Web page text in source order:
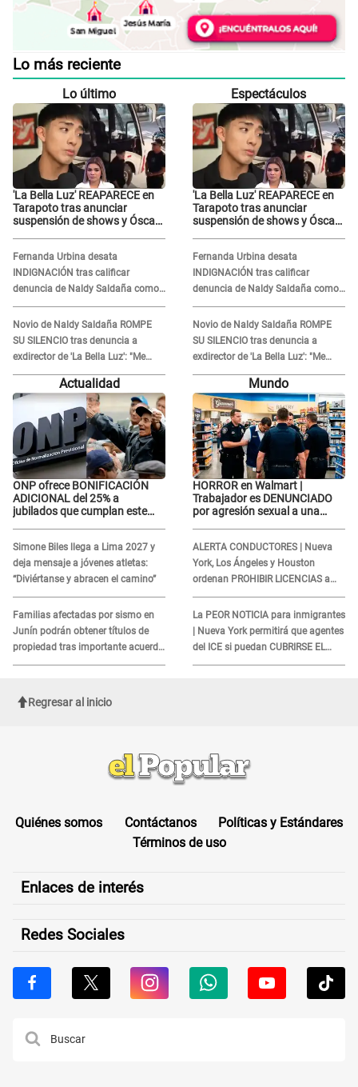
Lo más reciente
Lo último
'La Bella Luz' REAPARECE en
Tarapoto tras anunciar
suspensión de shows y Óscar
Fernanda Urbina desata
INDIGNACIÓN tras calificar
denuncia de Naldy Saldaña como
'acto bochornoso': "No es justo
atacar a otra mujer"
Novio de Naldy Saldaña ROMPE
SU SILENCIO tras denuncia a
exdirector de 'La Bella Luz': "Me
basta con que ella esté bien"
Espectáculos
'La Bella Luz' REAPARECE en
Tarapoto tras anunciar
suspensión de shows y Óscar
Fernanda Urbina desata
INDIGNACIÓN tras calificar
denuncia de Naldy Saldaña como
'acto bochornoso': "No es justo
atacar a otra mujer"
Novio de Naldy Saldaña ROMPE
SU SILENCIO tras denuncia a
exdirector de 'La Bella Luz': "Me
basta con que ella esté bien"
Actualidad
ONP ofrece BONIFICACIÓN
ADICIONAL del 25% a
jubilados que cumplan este
Simone Biles llega a Lima 2027 y
deja mensaje a jóvenes atletas:
“Diviértanse y abracen el camino”
Familias afectadas por sismo en
Junín podrán obtener títulos de
propiedad tras importante acuerdo
de Cofopri
Mundo
HORROR en Walmart |
Trabajador es DENUNCIADO
por agresión sexual a una
ALERTA CONDUCTORES | Nueva
York, Los Ángeles y Houston
ordenan PROHIBIR LICENCIAS a
quienes no presenten ESTE
DOCUMENTO
La PEOR NOTICIA para inmigrantes
| Nueva York permitirá que agentes
del ICE si puedan CUBRIRSE EL
ROSTRO
Regresar al inicio
Quiénes somos Contáctanos
Políticas y Estándares
Términos de uso
Enlaces de interés
Redes Sociales